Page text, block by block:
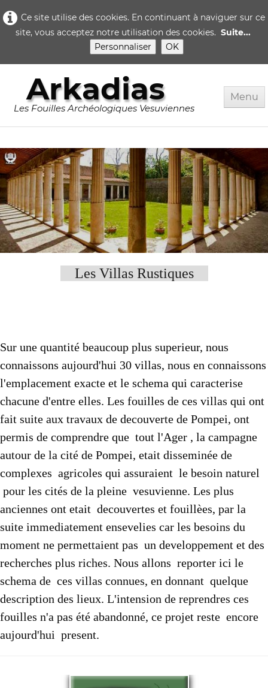
Ce site utilise des cookies. En continuant à naviguer sur ce
site, vous acceptez notre utilisation des cookies. Suite...
Personnaliser
OK
Arkadias
Les Fouilles Archéologiques Vesuviennes
Menu
Rome
Pompei ▼
Herculanum▼
Quotidien..
Les Villas Rustiques
Sur une quantité beaucoup plus superieur, nous
connaissons aujourd'hui 30 villas, nous en connaissons
l'emplacement exacte et le schema qui caracterise
chacune d'entre elles. Les fouilles de ces villas qui ont
fait suite aux travaux de decouverte de Pompei, ont
permis de comprendre que tout l'Ager , la campagne
autour de la cité de Pompei, etait disseminée de
complexes agricoles qui assuraient le besoin naturel
pour les cités de la pleine vesuvienne. Les plus
anciennes ont etait decouvertes et fouillèes, par la
suite immediatement ensevelies car les besoins du
moment ne permettaient pas un developpement et des
recherches plus riches. Nous allons reporter ici le
schema de ces villas connues, en donnant quelque
description des lieux. L'intension de reprendres ces
fouilles n'a pas été abandonné, ce projet reste encore
aujourd'hui present.